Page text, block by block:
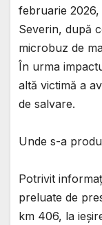
februarie
Severin, după
microbuz de
În urma
altă victimă a
de salvare.
Unde s-a
Potrivit
preluate de
km 406, la